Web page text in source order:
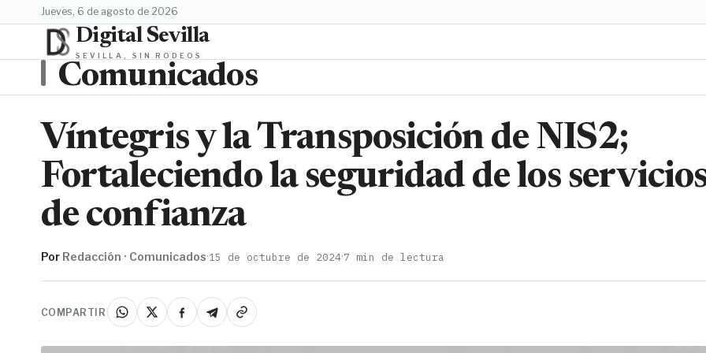
jueves, 6 de agosto de 2026
Digital Sevilla
SEVILLA, SIN RODEOS
Comunicados
Víntegris y la Transposición de NIS2;
Fortaleciendo la seguridad de los
de confianza
Por Redacción · Comunicados·15 de octubre de 2024·7 min de lectura
COMPARTIR